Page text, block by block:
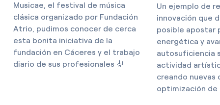
Musicae, el festival de música
clásica organizado por Fundación
Atrio, pudimos conocer de cerca
esta bonita iniciativa de la
fundación en Cáceres y el trabajo
diario de sus profesionales 🎻
Un ejemplo de
innovación que
posible apostar
energética y
autosuficiencia
actividad
creando
optimización de